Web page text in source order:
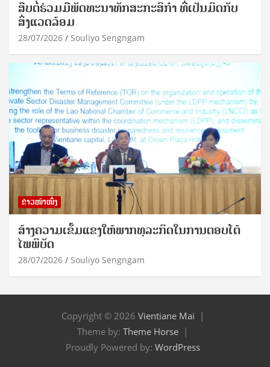
ສືບຕໍ່ຮ່ວມມືພັດທະນາທັກສະກະສິກຳ ທີ່ເປັນມິດກັບ
ສິ່ງແວດລ້ອມ
28/07/2026 Souliyo Sengngam
ຂ່າວໜ້າໜຶ່ງ
ສ້າງຄວາມເຂັ້ມແຂງໃຫ້ພາກທຸລະກິດໃນການຕອບໂຕ້
ໄພພິບັດ
28/07/2026 Souliyo Sengngam
Copyright © 2026 Vientiane Mai
Theme by: Theme Horse
Proudly Powered by: WordPress